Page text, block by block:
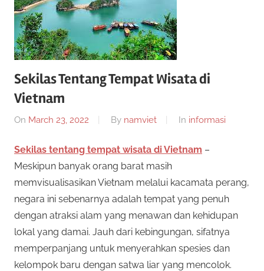
a
r
S
i
u
s
S
l
g
e
n
s
l
t
o
l
i
n
e
i
n
i
Sekilas Tentang Tempat Wisata di
Vietnam
On March 23, 2022 By namviet In informasi
Sekilas tentang tempat wisata di Vietnam –
Meskipun banyak orang barat masih
memvisualisasikan Vietnam melalui kacamata perang,
negara ini sebenarnya adalah tempat yang penuh
dengan atraksi alam yang menawan dan kehidupan
lokal yang damai. Jauh dari kebingungan, sifatnya
memperpanjang untuk menyerahkan spesies dan
kelompok baru dengan satwa liar yang mencolok.